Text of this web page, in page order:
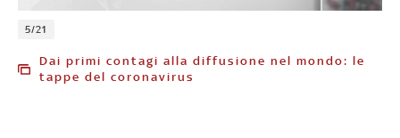
5/21
Dai primi contagi alla diffusione nel mondo: le
tappe del coronavirus